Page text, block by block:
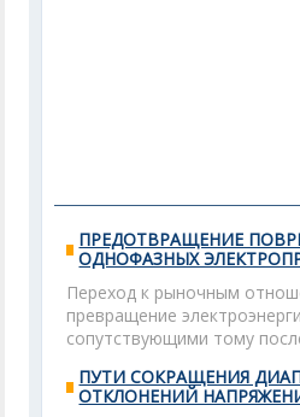
ПРЕДОТВРАЩЕНИЕ
ОДНОФАЗНЫХ
Переход к рыночным
превращение
сопутствующими тому
ПУТИ СОКРАЩЕНИЯ
ОТКЛОНЕНИЙ